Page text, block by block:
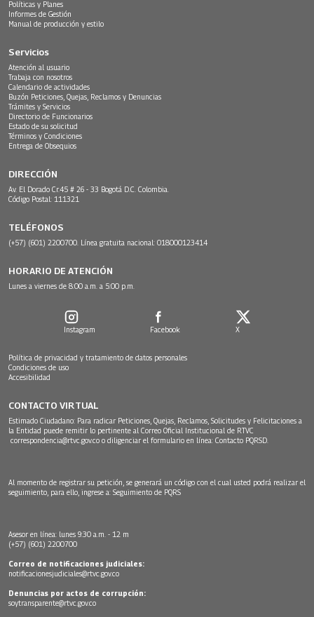
Políticas y Planes
Informes de Gestión
Manual de producción y estilo
Servicios
Atención al usuario
Trabaja con nosotros
Calendario de actividades
Buzón Peticiones, Quejas, Reclamos y Denuncias
Trámites y Servicios
Directorio de Funcionarios
Estado de su solicitud
Términos y Condiciones
Entrega de Obsequios
DIRECCIÓN
Av. El Dorado Cr.45 # 26 - 33 Bogotá D.C. Colombia.
Código Postal: 111321
TELÉFONOS
(+57) (601) 2200700. Línea gratuita nacional: 018000123414
HORARIO DE ATENCIÓN
Lunes a viernes de 8:00 a.m. a 5:00 p.m.
Instagram Facebook X
Política de privacidad y tratamiento de datos personales
Condiciones de uso
Accesibilidad
CONTACTO VIRTUAL
Estimado Ciudadano: Para radicar Peticiones, Quejas, Reclamos, Solicitudes y Felicitaciones a
la Entidad puede remitir lo pertinente al Correo Oficial Institucional de RTVC
correspondencia@rtvc.gov.co o diligenciar el formulario en línea: Contacto PQRSD.
Al momento de registrar su petición, se generará un código con el cual usted podrá realizar el
seguimiento, para ello, ingrese a: Seguimiento de PQRS
Asesor en línea: lunes 9:30 a.m. - 12 m
(+57) (601) 2200700
Correo de notificaciones judiciales:
notificacionesjudiciales@rtvc.gov.co
Denuncias por actos de corrupción:
soytransparente@rtvc.gov.co